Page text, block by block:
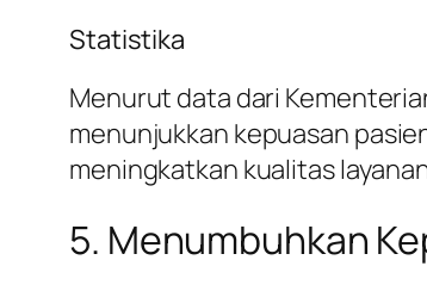
Statistika
Menurut data dari
menunjukkan kepuasan
meningkatkan kualitas
5. Menumbuhkan